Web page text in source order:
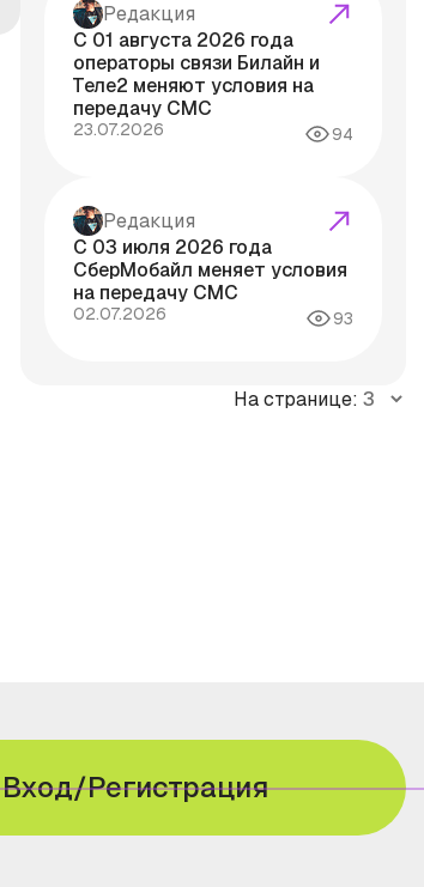
Редакция
С 01 августа 2026 года
операторы связи Билайн и
Теле2 меняют условия на
передачу СМС
23.07.2026 94
Редакция
С 03 июля 2026 года
СберМобайл меняет условия
на передачу СМС
02.07.2026 93
На странице:
Вход/Регистрация